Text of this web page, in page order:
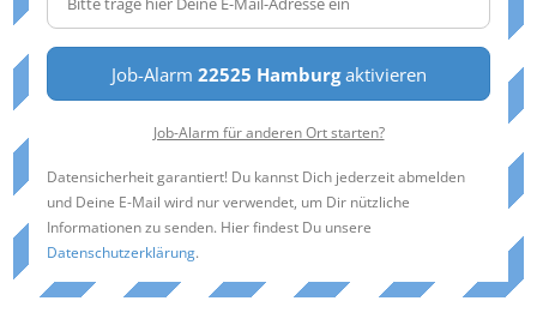
Job-Alarm 22525 Hamburgaktivieren
Job-Alarm für anderen Ort starten?
Datensicherheit garantiert! Du kannst Dich jederzeit abmelden
und Deine E-Mail wird nur verwendet, um Dir nützliche
Informationen zu senden. Hier findest Du unsere
Datenschutzerklärung.